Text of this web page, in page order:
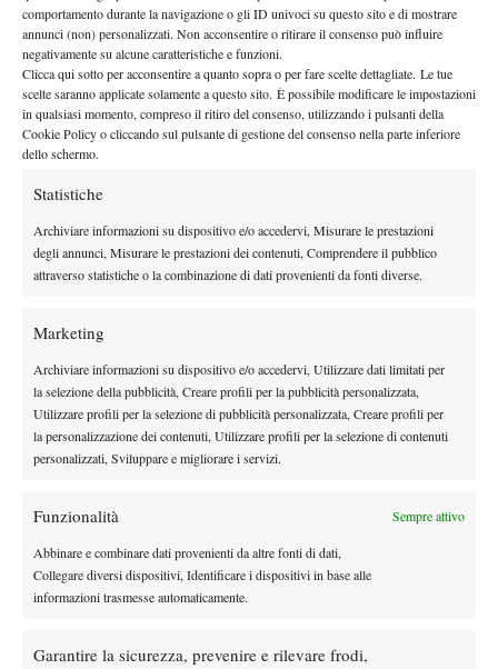
comportamento durante la navigazione o gli ID univoci su questo sito e di mostrare
annunci (non) personalizzati. Non acconsentire o ritirare il consenso può influire
negativamente su alcune caratteristiche e funzioni.
Clicca qui sotto per acconsentire a quanto sopra o per fare scelte dettagliate. Le tue
scelte saranno applicate solamente a questo sito. È possibile modificare le impostazioni
in qualsiasi momento, compreso il ritiro del consenso, utilizzando i pulsanti della
Cookie Policy o cliccando sul pulsante di gestione del consenso nella parte inferiore
dello schermo.
Statistiche
Archiviare informazioni su dispositivo e/o accedervi, Misurare le prestazioni
degli annunci, Misurare le prestazioni dei contenuti, Comprendere il pubblico
attraverso statistiche o la combinazione di dati provenienti da fonti diverse.
Marketing
Archiviare informazioni su dispositivo e/o accedervi, Utilizzare dati limitati per
la selezione della pubblicità, Creare profili per la pubblicità personalizzata,
Utilizzare profili per la selezione di pubblicità personalizzata, Creare profili per
la personalizzazione dei contenuti, Utilizzare profili per la selezione di contenuti
personalizzati, Sviluppare e migliorare i servizi.
Funzionalità Sempre attivo
Abbinare e combinare dati provenienti da altre fonti di dati,
Collegare diversi dispositivi, Identificare i dispositivi in base alle
informazioni trasmesse automaticamente.
Garantire la sicurezza, prevenire e rilevare frodi,
colpi da fondo, slice di rovescio ed eleganti discese a rete.
Nonostante ciò, il 7-6 decisivo è di Nole
Match complicato per Djokovic, sicuramente più di quanto non
si aspettasse,ma il motivo è dovuto alla straordinaria
prestazione al servizio di Rinderknech, in grado di ribaltare le
percentuali intorno al 50% dei primi due set
di più nei restanti due parziali.
una costanza impressionante al servizio, sfiorando il 90% di
punti vinti con la prima di servizio in campo nel quarto set
facendo una cosa che riesce a pochissimi:tener Djokovic fermo
ANCORA AGLI OTTAVI
Djokovic si guadagna dunque, per la diciottesima volta in
carriera, l’accesso agli ottavi di finale di Wimbledon. Non è il
Djokovic versione indjokabile, ma su erba si sa muovere e,
nonostante i 39 anni d’età, ha dimostrato ancora una volta che
Il fisico invecchia, le doti da extraterrestre restano.